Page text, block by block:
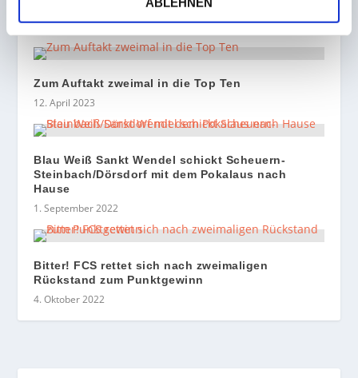
12. Dezember 2022
Zum Auftakt zweimal in die Top Ten
12. April 2023
Blau Weiß Sankt Wendel schickt Scheuern-
Steinbach/Dörsdorf mit dem Pokalaus nach
Hause
1. September 2022
Bitter! FCS rettet sich nach zweimaligen
Rückstand zum Punktgewinn
4. Oktober 2022